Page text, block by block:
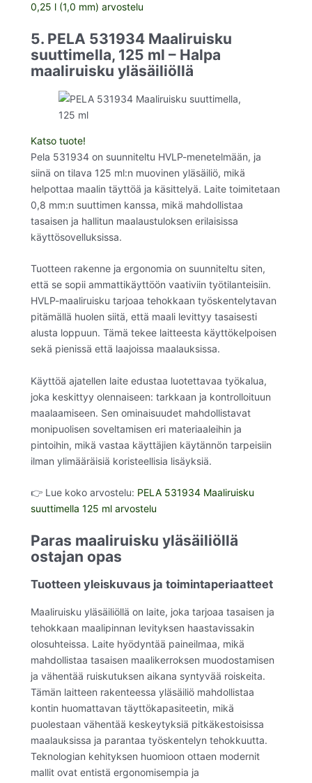
0,25 l (1,0 mm) arvostelu
5. PELA 531934 Maaliruisku
suuttimella, 125 ml – Halpa
maaliruisku yläsäiliöllä
Katso tuote!
Pela 531934 on suunniteltu HVLP-menetelmään, ja
siinä on tilava 125 ml:n muovinen yläsäiliö, mikä
helpottaa maalin täyttöä ja käsittelyä. Laite toimitetaan
0,8 mm:n suuttimen kanssa, mikä mahdollistaa
tasaisen ja hallitun maalaustuloksen erilaisissa
käyttösovelluksissa.
Tuotteen rakenne ja ergonomia on suunniteltu siten,
että se sopii ammattikäyttöön vaativiin työtilanteisiin.
HVLP-maaliruisku tarjoaa tehokkaan työskentelytavan
pitämällä huolen siitä, että maali levittyy tasaisesti
alusta loppuun. Tämä tekee laitteesta käyttökelpoisen
sekä pienissä että laajoissa maalauksissa.
Käyttöä ajatellen laite edustaa luotettavaa työkalua,
joka keskittyy olennaiseen: tarkkaan ja kontrolloituun
maalaamiseen. Sen ominaisuudet mahdollistavat
monipuolisen soveltamisen eri materiaaleihin ja
pintoihin, mikä vastaa käyttäjien käytännön tarpeisiin
ilman ylimääräisiä koristeellisia lisäyksiä.
👉 Lue koko arvostelu: PELA 531934 Maaliruisku
suuttimella 125 ml arvostelu
Paras maaliruisku yläsäiliöllä
ostajan opas
Tuotteen yleiskuvaus ja toimintaperiaatteet
Maaliruisku yläsäiliöllä on laite, joka tarjoaa tasaisen ja
tehokkaan maalipinnan levityksen haastavissakin
olosuhteissa. Laite hyödyntää paineilmaa, mikä
mahdollistaa tasaisen maalikerroksen muodostamisen
ja vähentää ruiskutuksen aikana syntyvää roiskeita.
Tämän laitteen rakenteessa yläsäiliö mahdollistaa
kontin huomattavan täyttökapasiteetin, mikä
puolestaan vähentää keskeytyksiä pitkäkestoisissa
maalauksissa ja parantaa työskentelyn tehokkuutta.
Teknologian kehityksen huomioon ottaen modernit
mallit ovat entistä ergonomisempia ja